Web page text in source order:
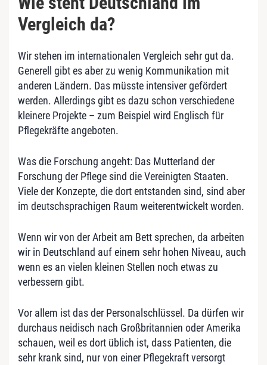
Vergleich da?
Wir stehen im internationalen Vergleich sehr gut da.
Generell gibt es aber zu wenig Kommunikation mit
anderen Ländern. Das müsste intensiver gefördert
werden. Allerdings gibt es dazu schon verschiedene
kleinere Projekte – zum Beispiel wird Englisch für
Pflegekräfte angeboten.
Was die Forschung angeht: Das Mutterland der
Forschung der Pflege sind die Vereinigten Staaten.
Viele der Konzepte, die dort entstanden sind, sind aber
im deutschsprachigen Raum weiterentwickelt worden.
Wenn wir von der Arbeit am Bett sprechen, da arbeiten
wir in Deutschland auf einem sehr hohen Niveau, auch
wenn es an vielen kleinen Stellen noch etwas zu
verbessern gibt.
Vor allem ist das der Personalschlüssel. Da dürfen wir
durchaus neidisch nach Großbritannien oder Amerika
schauen, weil es dort üblich ist, dass Patienten, die
sehr krank sind, nur von einer Pflegekraft versorgt